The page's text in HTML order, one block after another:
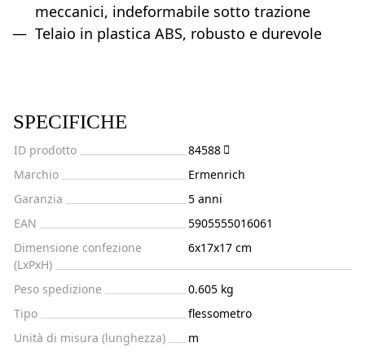
meccanici, indeformabile sotto trazione
Telaio in plastica ABS, robusto e durevole
SPECIFICHE
ID prodotto
84588
Marchio
Ermenrich
Garanzia
5 anni
EAN
5905555016061
Dimensione confezione
(LxPxH)
6x17x17 cm
Peso spedizione
0.605 kg
Tipo
flessometro
Unità di misura (lunghezza)
m